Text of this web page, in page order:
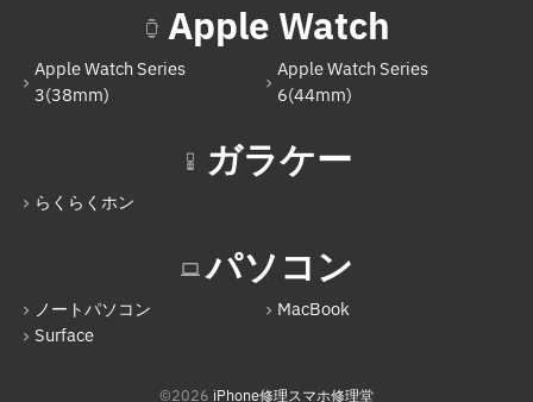
iPod touch（第6-7世代）
Apple Watch
Apple Watch Series 6(44mm)
ガラケー
ノートパソコン
Apple Watch
Apple Watch Series
3(38mm)
Apple Watch Series
6(44mm)
ガラケー
らくらくホン
パソコン
ノートパソコン
MacBook
Surface
©2026 iPhone修理スマホ修理堂